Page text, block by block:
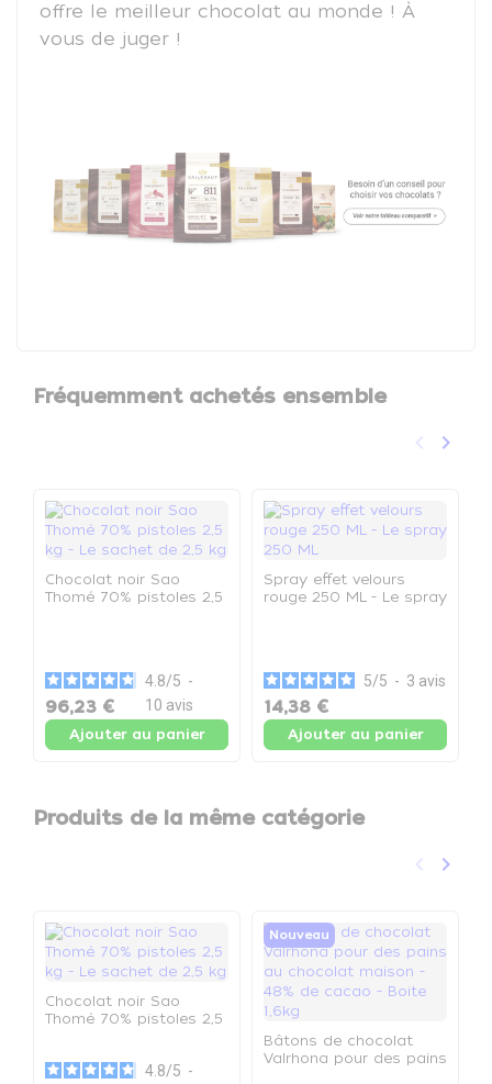
offre le meilleur chocolat au monde ! À
vous de juger !
Fréquemment achetés ensemble
Précédent
keyboard_arrow_left keyboard_arrow_right
Chocolat noir Sao
Thomé 70% pistoles 2,5
4.8/5 -
10 avis
96,23 €
Ajouter au panier
Spray effet velours
rouge 250 ML - Le spray
5/5 - 3 avis
14,38 €
Ajouter au panier
Produits de la même catégorie
Précédent
keyboard_arrow_left keyboard_arrow_right
Chocolat noir Sao
Thomé 70% pistoles 2,5
4.8/5 -
Nouveau
Bâtons de chocolat
Valrhona pour des pains